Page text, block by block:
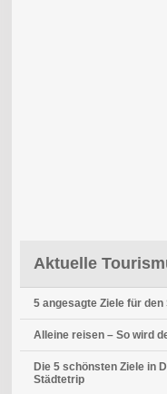
Aktuelle
5 angesagte Ziele für
Alleine reisen – So wird
Die 5 schönsten Ziele in
Städtetrip